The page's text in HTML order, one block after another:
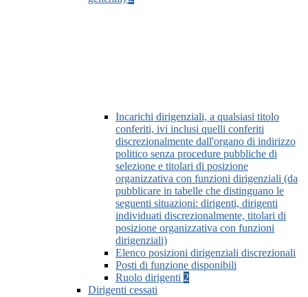
Incarichi dirigenziali, a qualsiasi titolo
conferiti, ivi inclusi quelli conferiti
discrezionalmente dall'organo di indirizzo
politico senza procedure pubbliche di
selezione e titolari di posizione
organizzativa con funzioni dirigenziali (da
pubblicare in tabelle che distinguano le
seguenti situazioni: dirigenti, dirigenti
individuati discrezionalmente, titolari di
posizione organizzativa con funzioni
dirigenziali)
Elenco posizioni dirigenziali discrezionali
Posti di funzione disponibili
Ruolo dirigenti 2
Dirigenti cessati